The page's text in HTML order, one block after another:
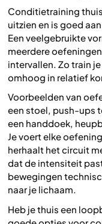
Conditietraining
uitzien en is goed
Een veelgebruikte
meerdere
intervallen. Zo train
omhoog in relatief
Voorbeelden van
een stoel, push-ups
een handdoek,
Je voert elke
herhaalt het circuit
dat de intensiteit
bewegingen
naar je lichaam.
Heb je thuis een